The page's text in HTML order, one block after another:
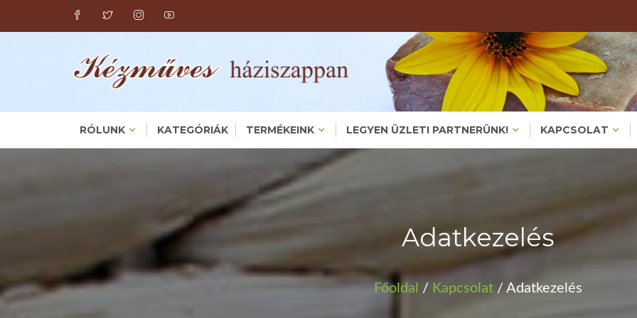
KÉZMŰVES
Valódi, Főzött Növényi Háziszappanok – Bőrproblémákra
RÓLUNK KATEGÓRIÁK TERMÉKEINK LEGYEN ÜZLETI PARTNERÜNK! KAPCSOLAT
Adatkezelés
Főoldal / Kapcsolat/ Adatkezelés